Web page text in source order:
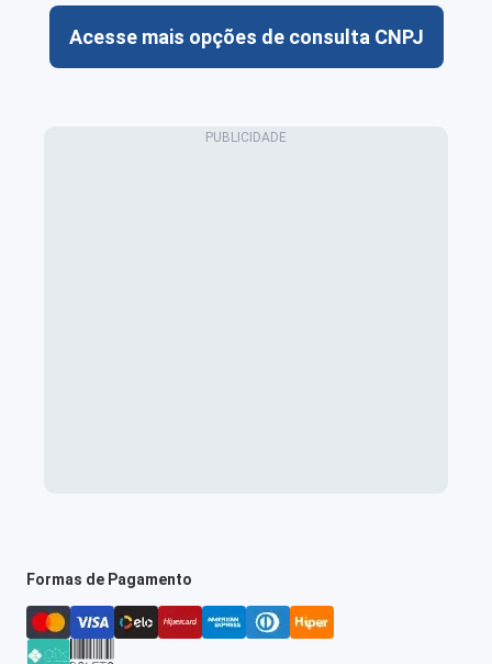
Acesse mais opções de consulta CNPJ
Formas de Pagamento